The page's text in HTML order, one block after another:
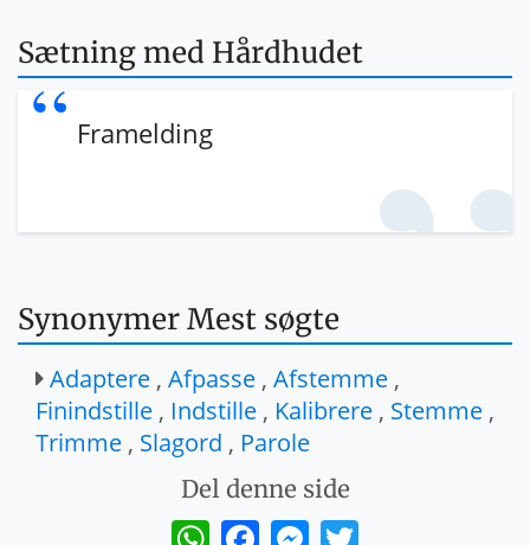
Sætning med Hårdhudet
Framelding
Synonymer Mest søgte
Adaptere , Afpasse , Afstemme ,
Finindstille , Indstille , Kalibrere , Stemme ,
Trimme , Slagord , Parole
Del denne side
WhatsAppFacebookMessenger